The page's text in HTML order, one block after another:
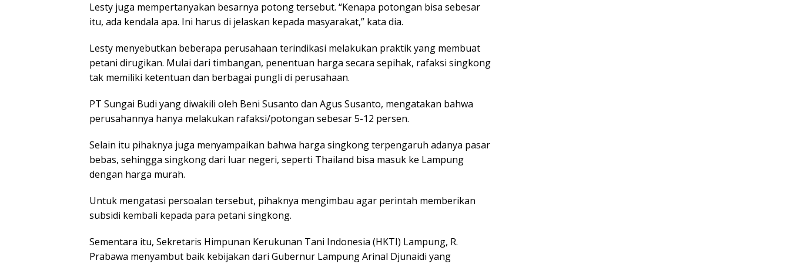
Lesty juga mempertanyakan besarnya potong tersebut. “Kenapa potongan bisa sebesar
itu, ada kendala apa. Ini harus di jelaskan kepada masyarakat,” kata dia.
Lesty menyebutkan beberapa perusahaan terindikasi melakukan praktik yang membuat
petani dirugikan. Mulai dari timbangan, penentuan harga secara sepihak, rafaksi singkong
tak memiliki ketentuan dan berbagai pungli di perusahaan.
PT Sungai Budi yang diwakili oleh Beni Susanto dan Agus Susanto, mengatakan bahwa
perusahannya hanya melakukan rafaksi/potongan sebesar 5-12 persen.
Selain itu pihaknya juga menyampaikan bahwa harga singkong terpengaruh adanya pasar
bebas, sehingga singkong dari luar negeri, seperti Thailand bisa masuk ke Lampung
dengan harga murah.
Untuk mengatasi persoalan tersebut, pihaknya mengimbau agar perintah memberikan
subsidi kembali kepada para petani singkong.
Sementara itu, Sekretaris Himpunan Kerukunan Tani Indonesia (HKTI) Lampung, R.
Prabawa menyambut baik kebijakan dari Gubernur Lampung Arinal Djunaidi yang